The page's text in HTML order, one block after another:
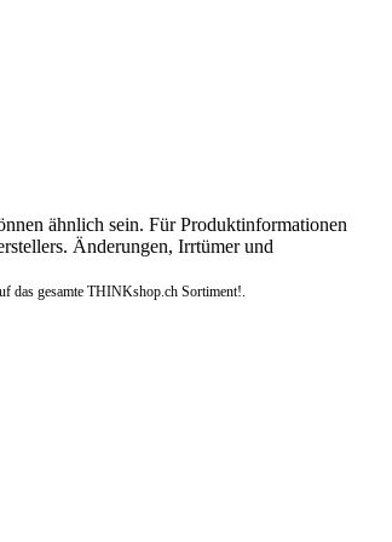
ähnlich sein. Für Produktinformationen
Änderungen, Irrtümer und
das gesamte THINKshop.ch Sortiment!.